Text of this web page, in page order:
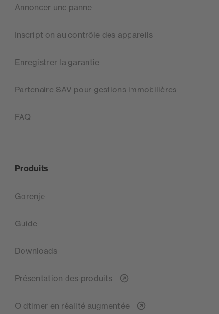
Annoncer une panne
Inscription au contrôle des appareils
Enregistrer la garantie
Partenaire SAV pour gestions immobilières
FAQ
Produits
Gorenje
Guide
Downloads
Présentation des produits
Oldtimer en réalité augmentée